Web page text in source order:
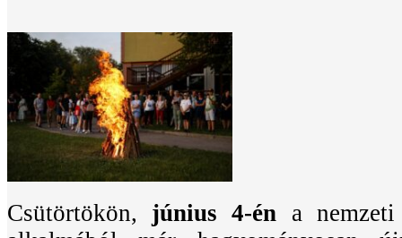
Csütörtökön, június 4-én a